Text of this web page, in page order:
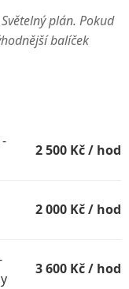
plán. Pokud
balíček
2 500 Kč / hod
2 000 Kč / hod
3 600 Kč / hod